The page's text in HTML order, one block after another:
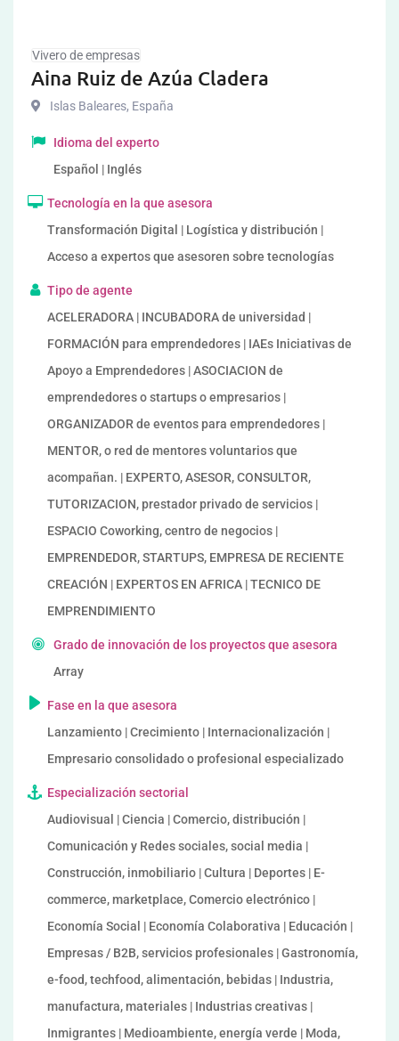
Vivero de empresas
Aina Ruiz de Azúa Cladera
Islas Baleares, España
Idioma del experto
Español | Inglés
Tecnología en la que asesora
Transformación Digital | Logística y distribución |
Acceso a expertos que asesoren sobre tecnologías
Tipo de agente
ACELERADORA | INCUBADORA de universidad |
FORMACIÓN para emprendedores | IAEs Iniciativas de
Apoyo a Emprendedores | ASOCIACION de
emprendedores o startups o empresarios |
ORGANIZADOR de eventos para emprendedores |
MENTOR, o red de mentores voluntarios que
acompañan. | EXPERTO, ASESOR, CONSULTOR,
TUTORIZACION, prestador privado de servicios |
ESPACIO Coworking, centro de negocios |
EMPRENDEDOR, STARTUPS, EMPRESA DE RECIENTE
CREACIÓN | EXPERTOS EN AFRICA | TECNICO DE
EMPRENDIMIENTO
Grado de innovación de los proyectos que asesora
Array
Fase en la que asesora
Lanzamiento | Crecimiento | Internacionalización |
Empresario consolidado o profesional especializado
Especialización sectorial
Audiovisual | Ciencia | Comercio, distribución |
Comunicación y Redes sociales, social media |
Construcción, inmobiliario | Cultura | Deportes | E-
commerce, marketplace, Comercio electrónico |
Economía Social | Economía Colaborativa | Educación |
Empresas / B2B, servicios profesionales | Gastronomía,
e-food, techfood, alimentación, bebidas | Industria,
manufactura, materiales | Industrias creativas |
Inmigrantes | Medioambiente, energía verde | Moda,